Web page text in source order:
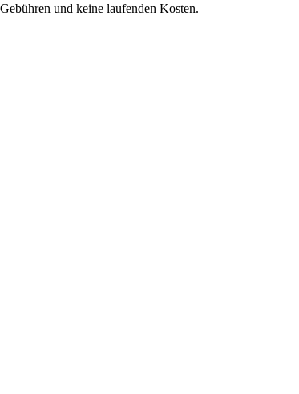
und keine laufenden Kosten.